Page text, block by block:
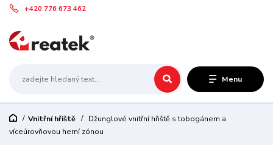
Menu
+420 776 673 462
Vnitřní hřiště
Džunglové vnitřní hřiště s tobogánem a
víceúrovňovou herní zónou